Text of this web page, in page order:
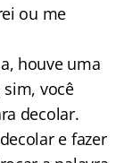
ou me
houve uma
você
decolar.
e fazer